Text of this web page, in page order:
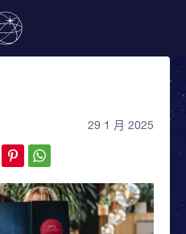
29 1 月 2025